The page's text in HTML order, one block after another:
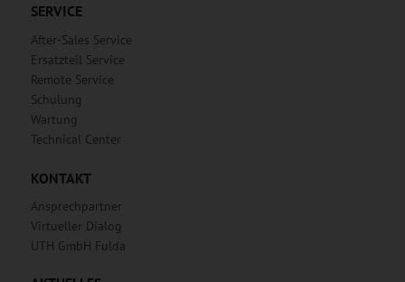
SERVICE
After-Sales Service
Ersatzteil Service
Remote Service
Schulung
Wartung
Technical Center
KONTAKT
Ansprechpartner
Virtueller Dialog
UTH GmbH Fulda